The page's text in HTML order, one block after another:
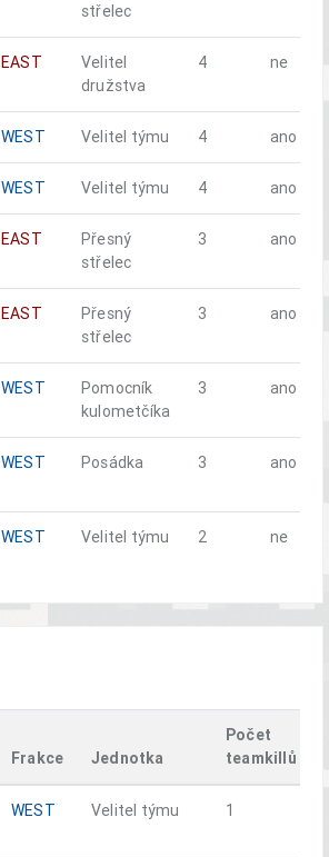
střelec
EAST
Velitel
družstva
4 ne
WEST Velitel týmu 4 ano
WEST Velitel týmu 4 ano
EAST
Přesný
střelec
3 ano
EAST
Přesný
střelec
3 ano
WEST
Pomocník
kulometčíka
3 ano
WEST Posádka 3 ano
WEST Velitel týmu 2 ne
Frakce Jednotka
Počet
teamkillů
WEST Velitel týmu 1